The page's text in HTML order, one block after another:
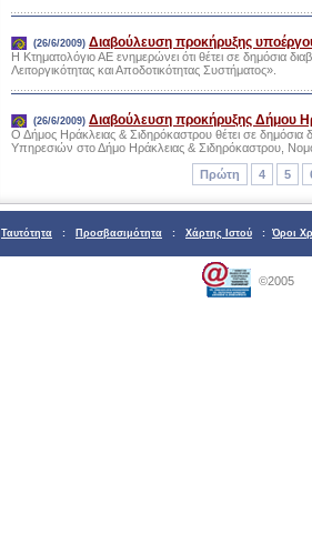
(26/6/2009) Διαβούλευση προκήρυξης
Η Κτηματολόγιο ΑΕ ενημερώνει ότι θέτει σε δημόσια
Λειτοργικότητας και Αποδοτικότητας Συστήματος».
(26/6/2009) Διαβούλευση προκήρυξης Δήμου
Ο Δήμος Ηράκλειας & Σιδηρόκαστρου θέτει σε
Υπηρεσιών στο Δήμο Ηράκλειας & Σιδηρόκαστρου,
Πρώτη
4 5
Ταυτότητα : Προσβασιμότητα : Χάρτης Ιστού : Όροι
©2005